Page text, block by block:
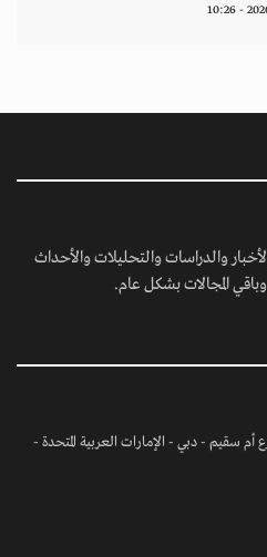
والدراسات والتحليلات والأحداث
المجالات بشكل عام.
أم سقيم - دبي - الإمارات العربية المتحدة -